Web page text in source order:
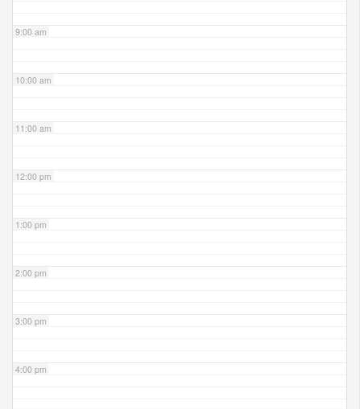
9:00 am
10:00 am
11:00 am
12:00 pm
1:00 pm
2:00 pm
3:00 pm
4:00 pm